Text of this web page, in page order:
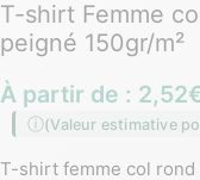
T-shirt Femme
peigné 150gr/m²
À partir de : 2,52
(Valeur estimative
T-shirt femme col